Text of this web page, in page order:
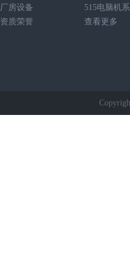
厂房设备
资质荣誉
515电脑机系
查看更多